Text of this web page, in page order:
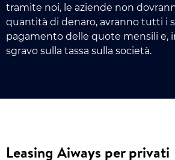
tramite noi, le aziende non
quantità di denaro, avranno tutti i
pagamento delle quote mensili e,
sgravo sulla tassa sulla società.
Leasing Aiways per privati